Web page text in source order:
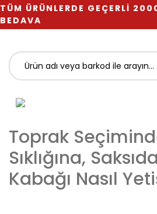
TÜM ÜRÜNLERDE GEÇERLİ
BEDAVA
Toprak
Sıklığına,
Kabağı Nasıl